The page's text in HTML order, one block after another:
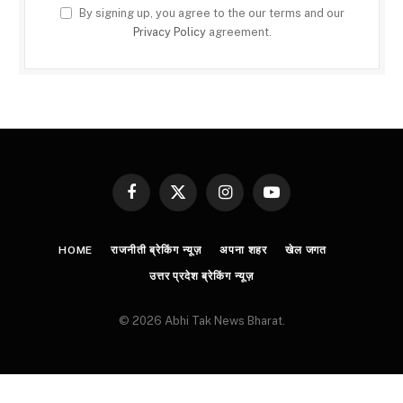
By signing up, you agree to the our terms and our
Privacy Policyagreement.
Facebook
X
InstagramYouTube
HOME राजनीती ब्रेकिंग न्यूज़ अपना शहर खेल जगत
उत्तर प्रदेश ब्रेकिंग न्यूज़
© 2026 Abhi Tak News Bharat.